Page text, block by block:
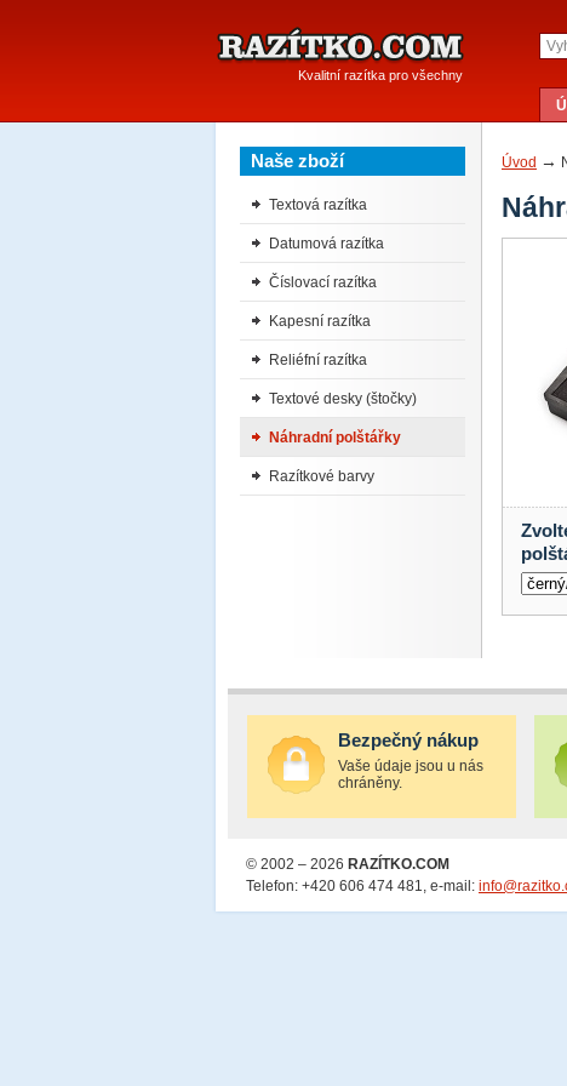
Kvalitní razítka pro všechny
Úvod →
Naše zboží
Textová razítka
Datumová razítka
Číslovací razítka
Kapesní razítka
Reliéfní razítka
Textové desky (štočky)
Náhradní polštářky
Razítkové barvy
Bezpečný nákup
Vaše údaje jsou u nás
chráněny.
© 2002 – 2026 RAZÍTKO.COM
Telefon: +420 606 474 481, e-mail: